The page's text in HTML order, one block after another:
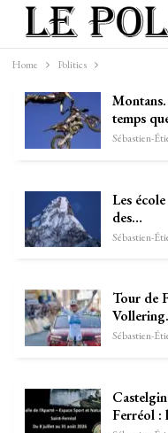
Home Politics
temps
Les
des…
Tour de
Ferréol :